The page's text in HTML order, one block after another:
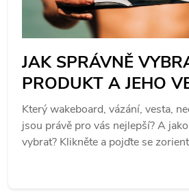
JAK SPRÁVNĚ
PRODUKT A JEHO
Který wakeboard, vázání, vesta,
jsou právě pro vás nejlepší? A
vybrat? Klikněte a pojďte se